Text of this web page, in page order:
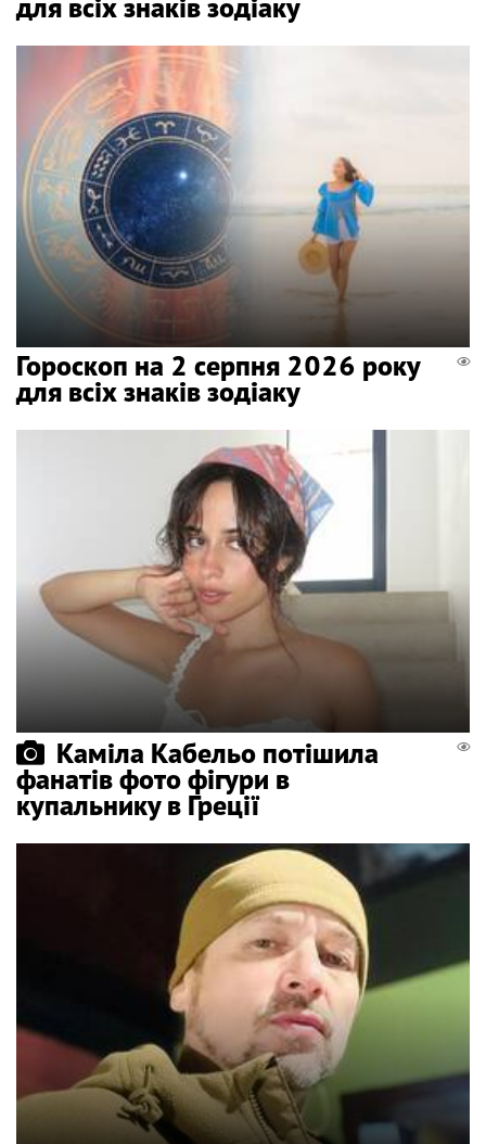
Гороскоп на 2 серпня 2026 року
для всіх знаків зодіаку
Каміла Кабельо потішила
фанатів фото фігури в
купальнику в Греції